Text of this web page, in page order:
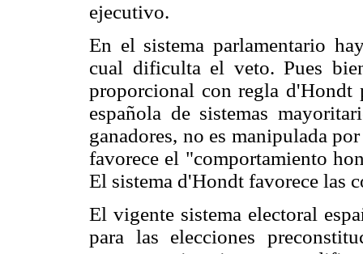
ejecutivo.
En el sistema parlamentario
cual dificulta el veto. Pues
proporcional con regla d'Hondt
española de sistemas
ganadores, no es manipulada
favorece el "comportamiento
El sistema d'Hondt favorece las
El vigente sistema electoral
para las elecciones